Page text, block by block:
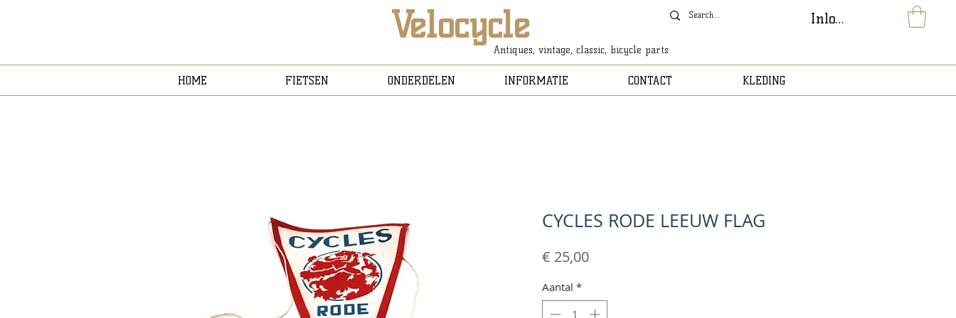
Velocycle
Antiques, vintage, classic, bicycle parts
Inloggen
HOME FIETSEN ONDERDELEN INFORMATIE CONTACT KLEDING
CYCLES RODE LEEUW FLAG
€ 25,00Prijs
Aantal *